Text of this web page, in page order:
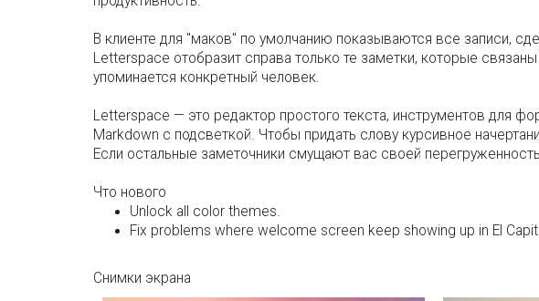
В клиенте для "маков" по умолчанию показываются все записи,
Letterspace отобразит справа только те заметки, которые
упоминается конкретный человек.
Letterspace — это редактор простого текста, инструментов для
Markdown с подсветкой. Чтобы придать слову курсивное
Если остальные заметочники смущают вас своей
Что нового
Unlock all color themes.
Fix problems where welcome screen keep showing up in El
Снимки экрана